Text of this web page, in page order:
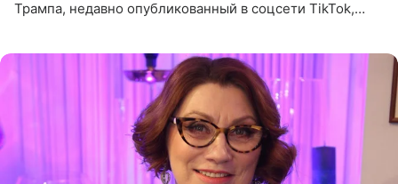
Трампа, недавно опубликованный в соцсети TikTok,